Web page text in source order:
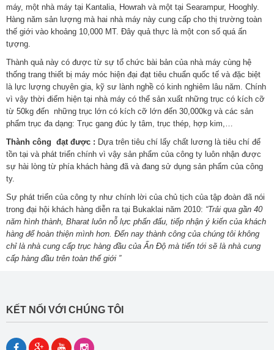
máy, một nhà máy tại Kantalia, Howrah và một tại Searampur, Hooghly.
Hàng năm sản lượng mà hai nhà máy này cung cấp cho thị trường toàn
thế giới vào khoảng 10,000 MT. Đây quả thực là một con số quá ấn
tựợng.
Thành quả này có được từ sự tổ chức bài bản của nhà máy cùng hệ
thống trang thiết bị máy móc hiện đại đạt tiêu chuẩn quốc tế và đặc biệt
là lực lượng chuyên gia, kỹ sư lành nghề có kinh nghiêm lâu năm. Chính
vì vậy thời điểm hiện tại nhà máy có thể sản xuất những trục có kích cỡ
từ 50kg đến những trục lớn có kích cỡ lớn đến 30,000kg và các sản
phẩm trục đa dạng: Trục gang đúc ly tâm, trục thép, hợp kim,…
Thành công đạt được : Dựa trên tiêu chí lấy chất lương là tiêu chí để
tồn tại và phát triển chính vì vậy sản phẩm của công ty luôn nhận được
sự hài lòng từ phía khách hàng đã và đang sử dụng sản phẩm của công
ty.
Sự phát triển của công ty như chính lời của chủ tịch của tập đoàn đã nói
trong đại hội khách hàng diễn ra tại Bukaklai năm 2010: “Trải qua gần 40
năm hình thành, Bharat luôn nỗ lực phấn đấu, tiếp nhận ý kiến của khách
hàng để hoàn thiện mình hơn. Đến nay thành công của chúng tôi không
chỉ là nhà cung cấp trục hàng đầu của Ấn Độ mà tiến tới sẽ là nhà cung
cấp hàng đầu trên toàn thế giới ”
KẾT NỐI VỚI CHÚNG TÔI